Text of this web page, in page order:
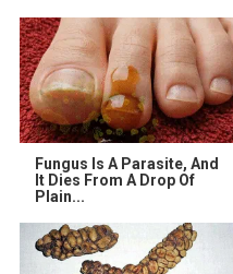
Fungus Is A Parasite, And
It Dies From A Drop Of
Plain...